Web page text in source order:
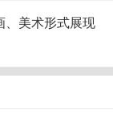
、美术形式展现